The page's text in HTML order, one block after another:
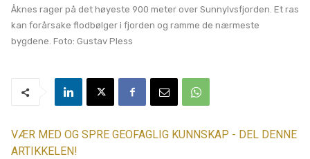
Åknes rager på det høyeste 900 meter over Sunnylvsfjorden. Et ras
kan forårsake flodbølger i fjorden og ramme de nærmeste
bygdene. Foto: Gustav Pless
VÆR MED OG SPRE GEOFAGLIG KUNNSKAP - DEL DENNE
ARTIKKELEN!